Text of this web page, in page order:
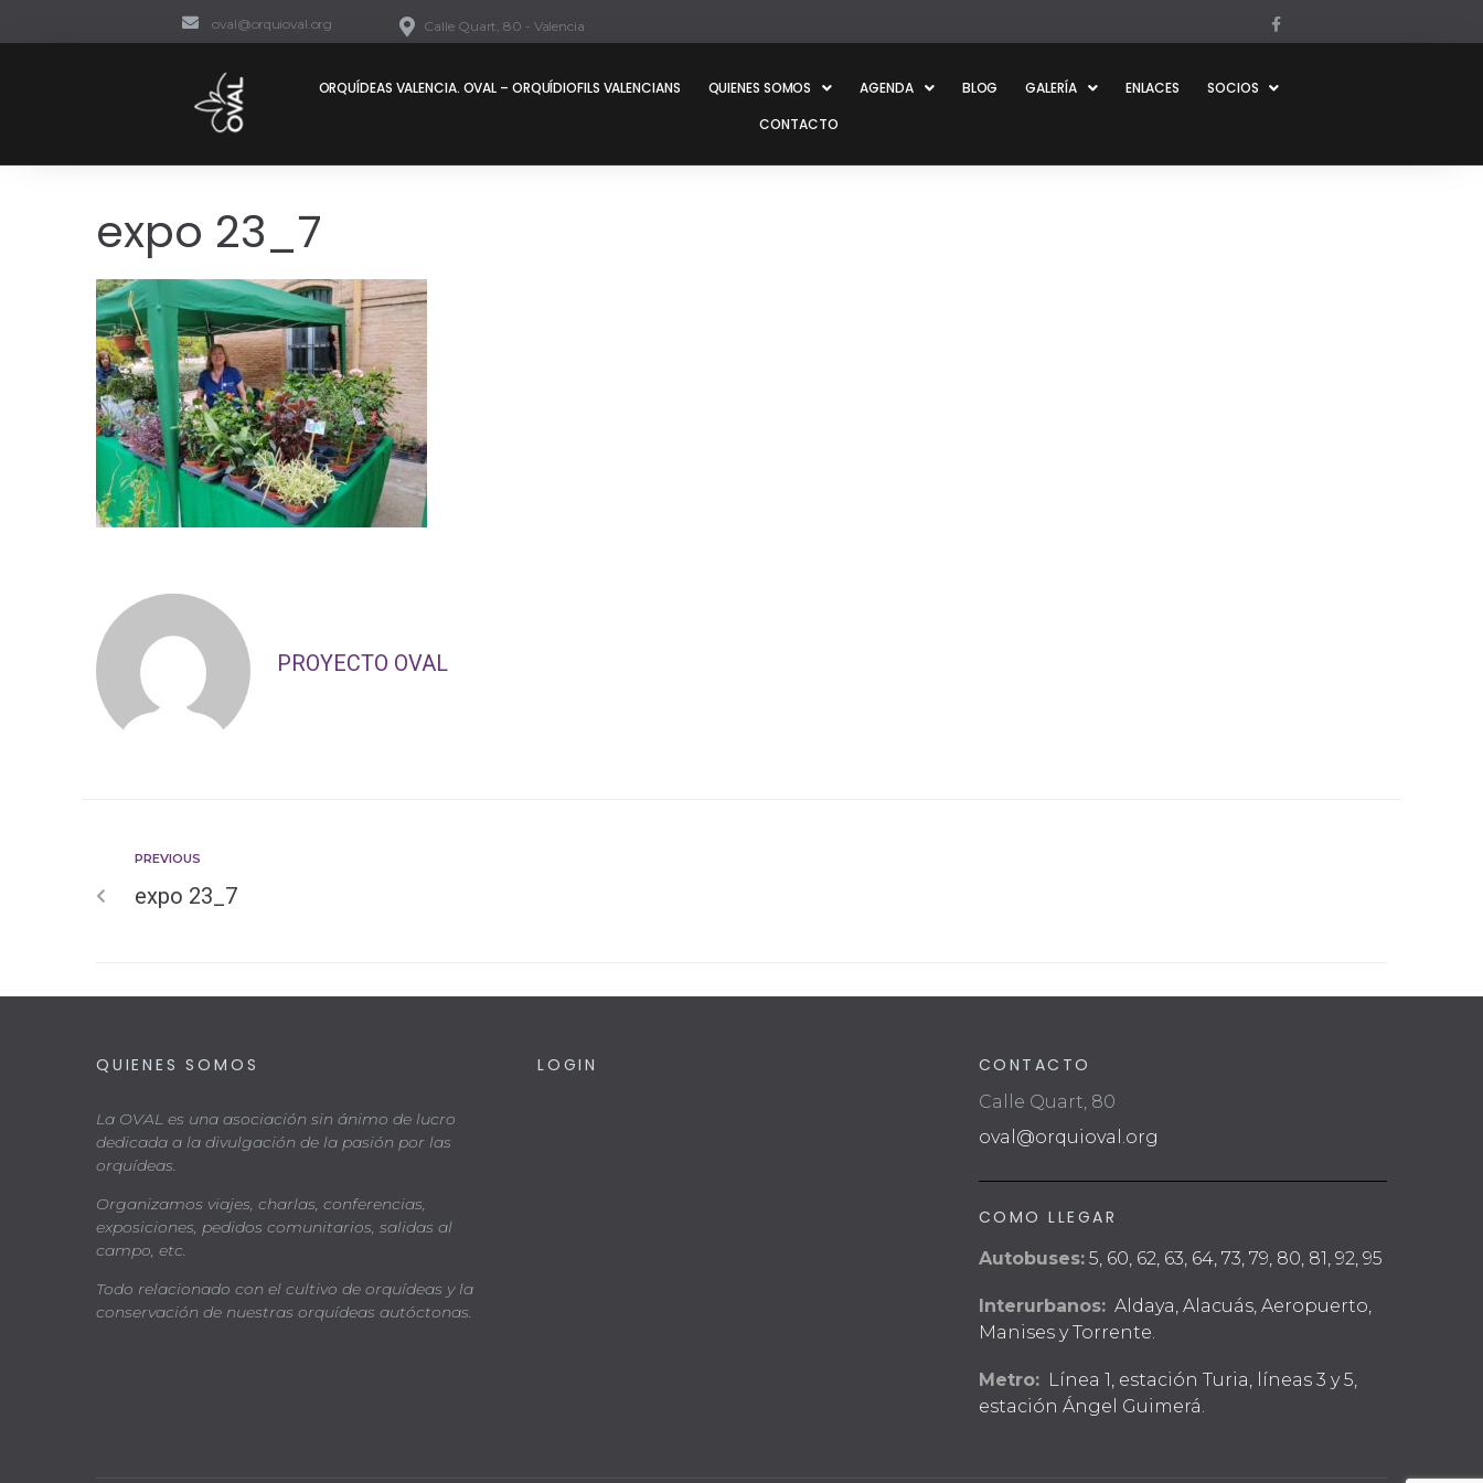
oval@orquioval.org Calle Quart, 80 - Valencia
ORQUÍDEAS VALENCIA. OVAL – ORQUÍDIOFILS VALENCIANS QUIENES SOMOS AGENDA BLOG GALERÍA ENLACES
SOCIOS
CONTACTO
expo 23_7
PROYECTO OVAL
PREVIOUS
expo 23_7
QUIENES SOMOS
La OVAL es una asociación sin ánimo de lucro
dedicada a la divulgación de la pasión por las
orquídeas.
Organizamos viajes, charlas, conferencias,
exposiciones, pedidos comunitarios, salidas al
campo, etc.
Todo relacionado con el cultivo de orquídeas y la
conservación de nuestras orquídeas autóctonas.
LOGIN CONTACTO
Calle Quart, 80
oval@orquioval.org
COMO LLEGAR
Autobuses: 5, 60, 62, 63, 64, 73, 79, 80, 81, 92, 95
Interurbanos: Aldaya, Alacuás, Aeropuerto,
Manises y Torrente.
Metro: Línea 1, estación Turia, líneas 3 y 5,
estación Ángel Guimerá.